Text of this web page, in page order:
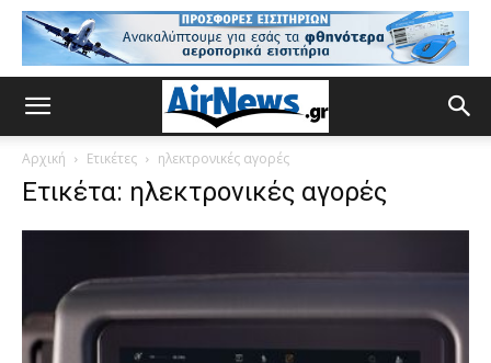
Αρχική Ετικέτες ηλεκτρονικές αγορές
Ετικέτα: ηλεκτρονικές αγορές